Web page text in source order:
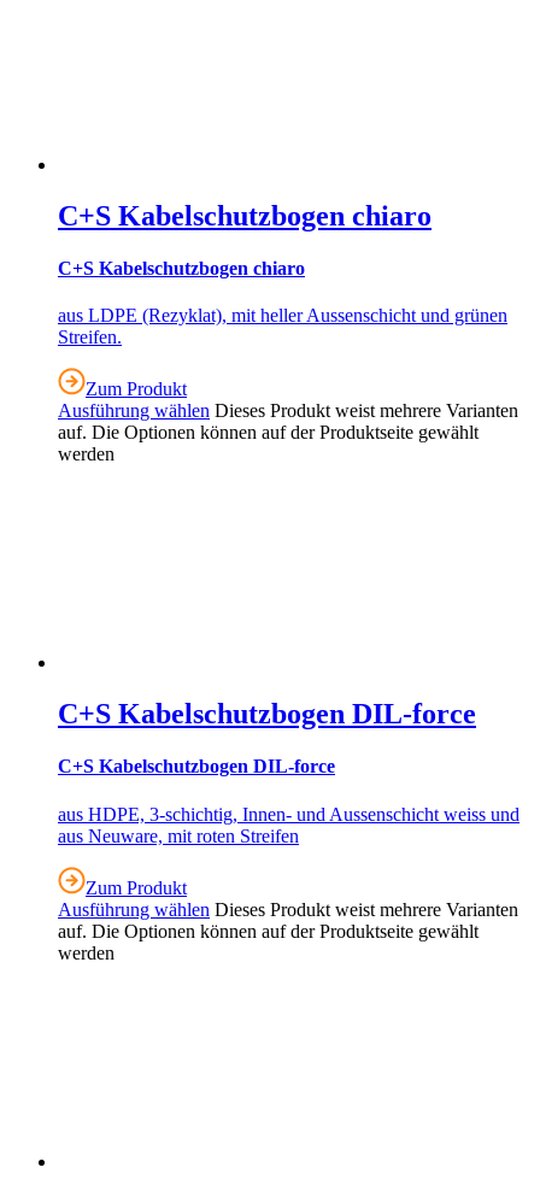
C+S Kabelschutzbogen chiaro
C+S Kabelschutzbogen chiaro
aus LDPE (Rezyklat), mit heller Aussenschicht und grünen
Streifen.
Zum Produkt
Ausführung wählen Dieses Produkt weist mehrere Varianten
auf. Die Optionen können auf der Produktseite gewählt
werden
C+S Kabelschutzbogen DIL‑force
C+S Kabelschutzbogen DIL‑force
aus HDPE, 3-schichtig, Innen- und Aussenschicht weiss und
aus Neuware, mit roten Streifen
Zum Produkt
Ausführung wählen Dieses Produkt weist mehrere Varianten
auf. Die Optionen können auf der Produktseite gewählt
werden